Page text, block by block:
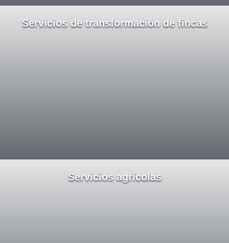
Servicios de transformación de fincas
Servicios agrícolas